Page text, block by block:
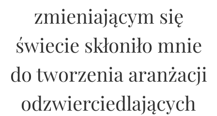
zmieniającym się
świecie skłoniło mnie
do tworzenia aranżacji
odzwierciedlających